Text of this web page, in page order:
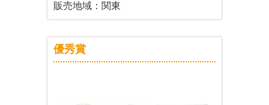
販売地域：関東
優秀賞